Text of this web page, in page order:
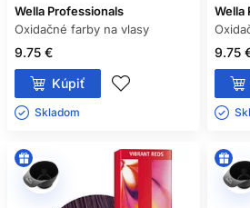
Nie. Aj bez amoniaku môže
ďalšie látky schopné vyvolať
kožnej znášanlivosti a
MÔŽEM MIEŠAŤ
VYVÍJAČOM INEJ
Neodporúča sa to. Výrobca overuje
Wella Professionals
Oxidačné farby na vlasy
9.75 €
Kúpiť
Skladom ㅤ
Wella
9.75